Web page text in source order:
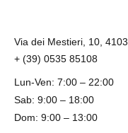
Via dei Mestieri, 10,
+ (39) 0535 85108
Lun-Ven: 7:00 – 22:00
Sab: 9:00 – 18:00
Dom: 9:00 – 13:00